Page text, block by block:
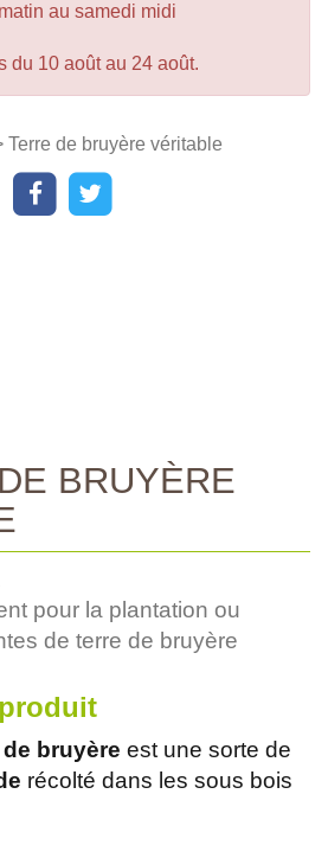
au samedi midi
du 10 août au 24 août.
Terre de bruyère véritable
BRUYÈRE
pour la plantation ou
de terre de bruyère
bruyère est une sorte de
récolté dans les sous bois